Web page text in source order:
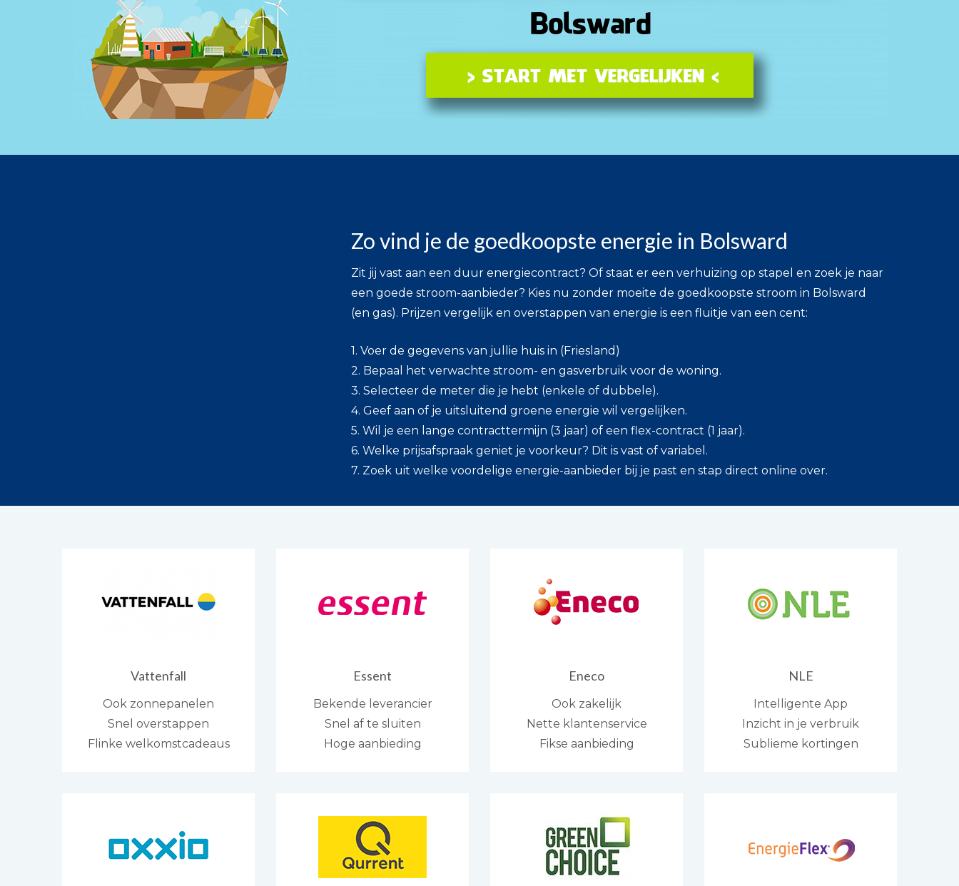
Zo vind je de goedkoopste energie in Bolsward
Zit jij vast aan een duur energiecontract? Of staat er een verhuizing op stapel en zoek je naar
een goede stroom-aanbieder? Kies nu zonder moeite de goedkoopste stroom in Bolsward
(en gas). Prijzen vergelijk en overstappen van energie is een fluitje van een cent:
1. Voer de gegevens van jullie huis in (Friesland)
2. Bepaal het verwachte stroom- en gasverbruik voor de woning.
3. Selecteer de meter die je hebt (enkele of dubbele).
4. Geef aan of je uitsluitend groene energie wil vergelijken.
5. Wil je een lange contracttermijn (3 jaar) of een flex-contract (1 jaar).
6. Welke prijsafspraak geniet je voorkeur? Dit is vast of variabel.
7. Zoek uit welke voordelige energie-aanbieder bij je past en stap direct online over.
Vattenfall
Ook zonnepanelen
Snel overstappen
Flinke welkomstcadeaus
Essent
Bekende leverancier
Snel af te sluiten
Hoge aanbieding
Eneco
Ook zakelijk
Nette klantenservice
Fikse aanbieding
NLE
Intelligente App
Inzicht in je verbruik
Sublieme kortingen